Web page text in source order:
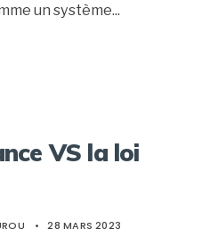
un système...
VS la loi
• 28 MARS 2023